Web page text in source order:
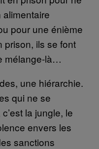
pour une énième
prison, ils se font
mélange-là…
une hiérarchie.
qui ne se
la jungle, le
envers les
sanctions